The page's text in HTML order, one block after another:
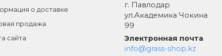
о доставке
продажа
сайта
г. Павлодар
ул.Академика Чокина
99
Электронная почта
info@grass-shop.kz